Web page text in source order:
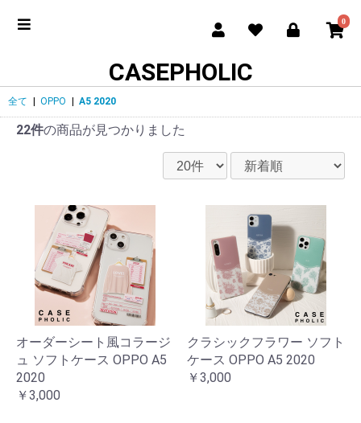
0
CASEPHOLIC
全て | OPPO | A5 2020
22件の商品が見つかりました
オーダーシート風コラージ
ュ ソフトケース OPPO A5
2020
￥3,000
クラシックフラワー ソフト
ケース OPPO A5 2020
￥3,000